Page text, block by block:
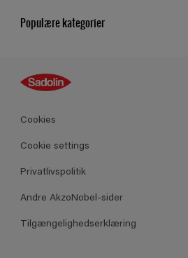
Populære kategorier
Farver
Produkter
Cookies
Cookie settings
Privatlivspolitik
Andre AkzoNobel-sider
Tilgængelighedserklæring